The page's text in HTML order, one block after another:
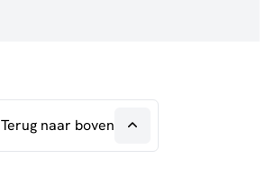
Terug naar boven